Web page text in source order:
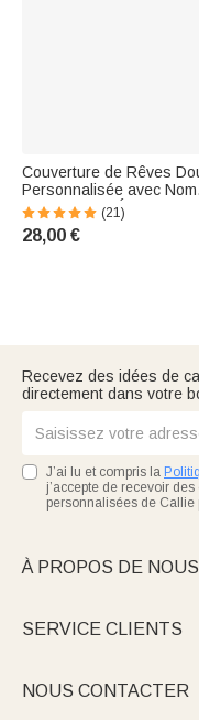
Couverture de Rêves
Personnalisée avec Nom
Design Bébé Éléphant
Endormi sur Nuage
Intérieure Cadeau de Noël
(21)
28,00 €
Recevez des idées de
directement dans votre
J’ai lu et compris la
j’accepte de recevoir
personnalisées de Callie
À PROPOS DE NOUS
SERVICE CLIENTS
NOUS CONTACTER